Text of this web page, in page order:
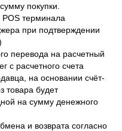
покупки.
терминала
при подтверждении
перевода на расчетный
с расчетного счета
на основании счёт-
товара будет
на сумму денежного
и возврата согласно